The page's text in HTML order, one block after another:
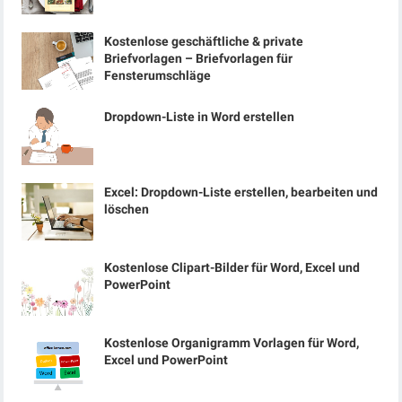
Kostenlose geschäftliche & private
Briefvorlagen – Briefvorlagen für
Fensterumschläge
Dropdown-Liste in Word erstellen
Excel: Dropdown-Liste erstellen, bearbeiten und
löschen
Kostenlose Clipart-Bilder für Word, Excel und
PowerPoint
Kostenlose Organigramm Vorlagen für Word,
Excel und PowerPoint